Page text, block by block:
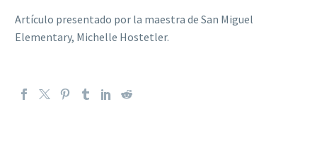
Artículo presentado por la maestra de San Miguel
Elementary, Michelle Hostetler.